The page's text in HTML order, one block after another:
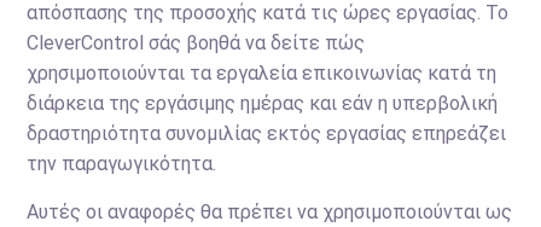
απόσπασης της προσοχής κατά τις ώρες εργασίας. Το
CleverControl σάς βοηθά να δείτε πώς
χρησιμοποιούνται τα εργαλεία επικοινωνίας κατά τη
διάρκεια της εργάσιμης ημέρας και εάν η υπερβολική
δραστηριότητα συνομιλίας εκτός εργασίας επηρεάζει
την παραγωγικότητα.
Αυτές οι αναφορές θα πρέπει να χρησιμοποιούνται ως